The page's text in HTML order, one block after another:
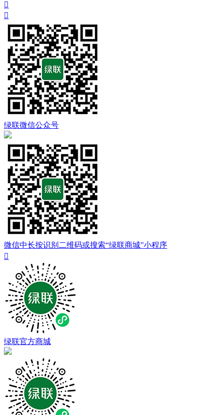


绿联微信公众号
微信中长按识别二维码或搜索“绿联商城”小程序

绿联官方商城